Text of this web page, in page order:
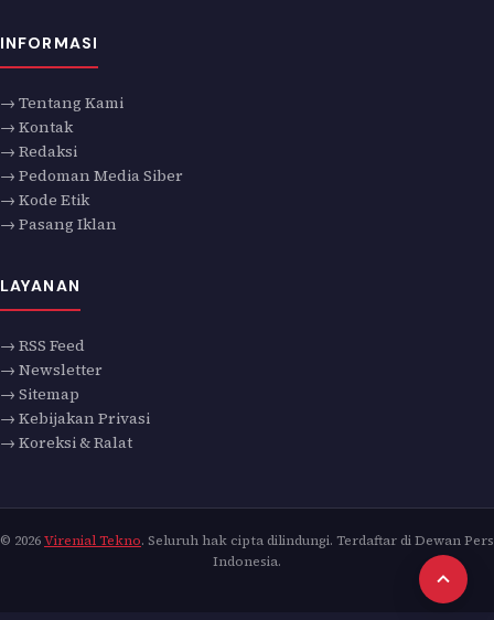
INFORMASI
→ Tentang Kami
→ Kontak
→ Redaksi
→ Pedoman Media Siber
→ Kode Etik
→ Pasang Iklan
LAYANAN
→ RSS Feed
→ Newsletter
→ Sitemap
→ Kebijakan Privasi
→ Koreksi & Ralat
© 2026Virenial Tekno. Seluruh hak cipta dilindungi. Terdaftar di Dewan Pers
Indonesia.